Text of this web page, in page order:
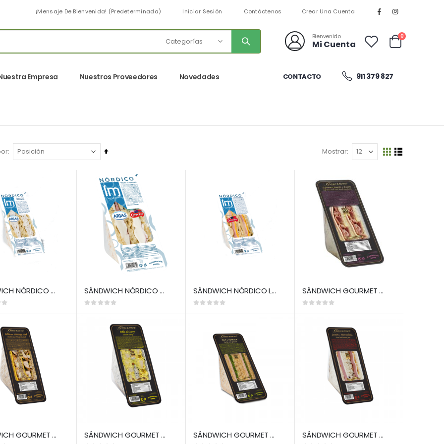
¡Mensaje De Bienvenida! (predeterminada) Iniciar Sesión Contáctenos Crear Una Cuenta
Bienvenido
Mi Cuenta Cart
0artículos
Empresa Nuestros Proveedores Novedades CONTACTO 911 379 827
Fijar
Descendente
Mostrar
VerParrilla
Lista
SÁNDWICH NÓRDICO QUESO CON NUECES (LM) SÁNDWICH NÓRDICO MIXTO CREMOSO (LM)
Rating:
SÁNDWICH NÓRDICO LOMO (LM)
Rating:
SÁNDWICH GOURMET SUPREMO (LM)
Rating:
SÁNDWICH GOURMET POLLO MOSTAZA Y MIEL (LM) SÁNDWICH GOURMET POLLO AL CURRY (LM) SÁNDWICH GOURMET PAVO Y ESPINACAS (LM) SÁNDWICH GOURMET JAMÓN Y MERMELADA (LM)